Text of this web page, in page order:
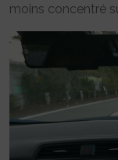
moins concentré